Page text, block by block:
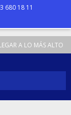
680 18 11
A LO MÁS ALTO